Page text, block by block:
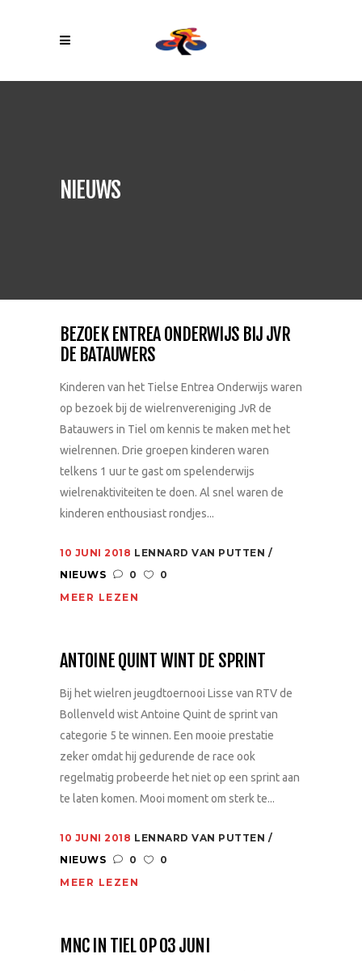
NIEUWS
BEZOEK ENTREA ONDERWIJS BIJ JVR
DE BATAUWERS
Kinderen van het Tielse Entrea Onderwijs waren
op bezoek bij de wielrenvereniging JvR de
Batauwers in Tiel om kennis te maken met het
wielrennen. Drie groepen kinderen waren
telkens 1 uur te gast om spelenderwijs
wielrenaktiviteiten te doen. Al snel waren de
kinderen enthousiast rondjes...
10 JUNI 2018 LENNARD VAN PUTTEN
NIEUWS
0
0
MEER LEZEN
ANTOINE QUINT WINT DE SPRINT
Bij het wielren jeugdtoernooi Lisse van RTV de
Bollenveld wist Antoine Quint de sprint van
categorie 5 te winnen. Een mooie prestatie
zeker omdat hij gedurende de race ook
regelmatig probeerde het niet op een sprint aan
te laten komen. Mooi moment om sterk te...
10 JUNI 2018 LENNARD VAN PUTTEN
NIEUWS
0
0
MEER LEZEN
MNC IN TIEL OP 03 JUNI